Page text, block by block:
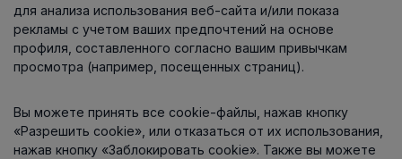
О компании
Информация
Контакты
для анализа использования веб-сайта и/или показа
рекламы с учетом ваших предпочтений на основе
профиля, составленного согласно вашим привычкам
просмотра (например, посещенных страниц).
Вы можете принять все cookie-файлы, нажав кнопку
«Разрешить cookie», или отказаться от их использования,
нажав кнопку «Заблокировать cookie». Также вы можете